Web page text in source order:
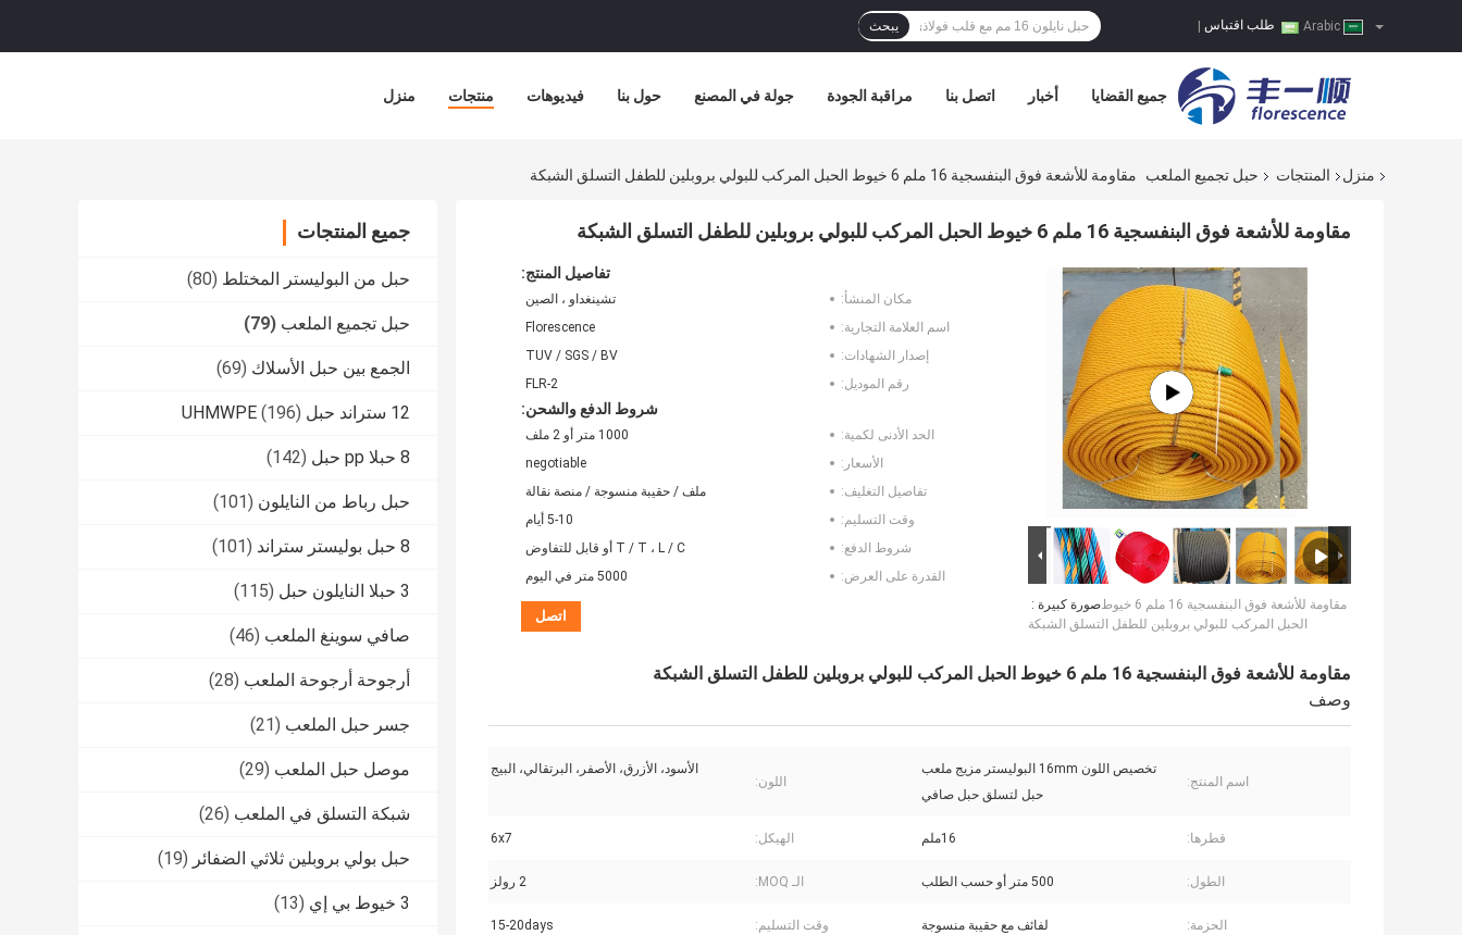
طلب اقتباس يبحث
منزل منتجات فيديوهات حول بنا جولة في المصنع مراقبة الجودة اتصل بنا أخبار جميع القضايا
منزل المنتجات حبل تجميع الملعب مقاومة للأشعة فوق البنفسجية 16 ملم 6 خيوط الحبل المركب للبولي بروبلين للطفل التسلق الشبكة
جميع المنتجات
حبل من البوليستر المختلط (80)
حبل تجميع الملعب (79)
الجمع بين حبل الأسلاك (69)
12 ستراند حبل UHMWPE (196)
8 حبلا pp حبل (142)
حبل رباط من النايلون (101)
8 حبل بوليستر ستراند (101)
3 حبلا النايلون حبل (115)
صافي سوينغ الملعب (46)
أرجوحة أرجوحة الملعب (28)
جسر حبل الملعب (21)
موصل حبل الملعب (29)
شبكة التسلق في الملعب (26)
حبل بولي بروبلين ثلاثي الضفائر (19)
3 خيوط بي إي (13)
مقاومة للأشعة فوق البنفسجية 16 ملم 6 خيوط الحبل المركب للبولي بروبلين للطفل التسلق الشبكة
صورة كبيرة :مقاومة للأشعة فوق البنفسجية 16 ملم 6 خيوط
الحبل المركب للبولي بروبلين للطفل التسلق الشبكة
تفاصيل المنتج:
مكان المنشأ:
تشينغداو ، الصين
اسم العلامة التجارية:
Florescence
إصدار الشهادات:
TUV / SGS / BV
رقم الموديل:
FLR-2
شروط الدفع والشحن:
الحد الأدنى لكمية:
1000 متر أو 2 ملف
الأسعار:
negotiable
تفاصيل التغليف:
ملف / حقيبة منسوجة / منصة نقالة
وقت التسليم:
5-10 أيام
شروط الدفع:
T / T ، L / C أو قابل للتفاوض
القدرة على العرض:
5000 متر في اليوم
اتصل
مقاومة للأشعة فوق البنفسجية 16 ملم 6 خيوط الحبل المركب للبولي بروبلين للطفل التسلق الشبكة
وصف
اسم المنتج:
تخصيص اللون 16mm البوليستر مزيج ملعب
حبل لتسلق حبل صافي
اللون:
الأسود، الأزرق، الأصفر، البرتقالي، البيج
قطرها: 16ملم الهيكل: 6x7
الطول: 500 متر أو حسب الطلب الـ MOQ: 2 رولز
الحزمة: لفائف مع حقيبة منسوجة وقت التسليم: 15-20days